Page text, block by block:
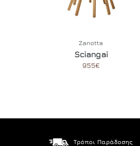
Zanotta
Sciangai
955€
Τρόποι Παράδοσης